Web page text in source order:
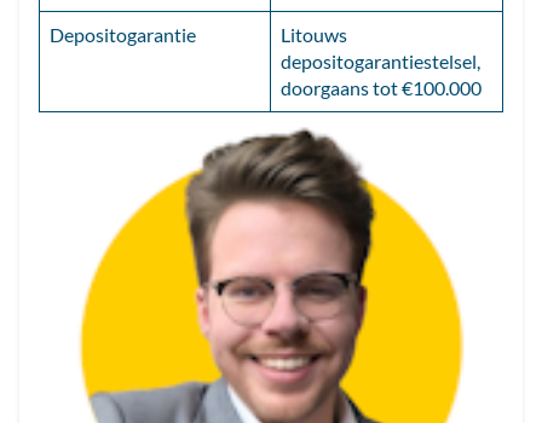
Depositogarantie
Litouws
depositogarantiestelsel,
doorgaans tot €100.000